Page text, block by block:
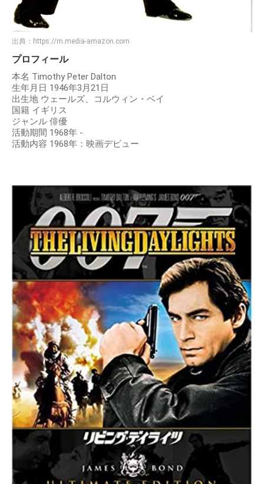
出典： https://m.media-amazon.com
プロフィール
本名 Timothy Peter Dalton
生年月日 1946年3月21日
出生地 ウェールズ、コルウィン・ベイ
国籍 イギリス
ジャンル 俳優
活動期間 1968年 -
活動内容 1968年：映画デビュー